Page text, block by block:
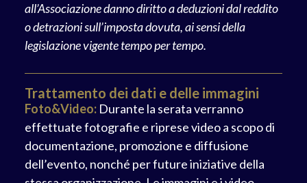
all’Associazione danno diritto a deduzioni dal reddito
o detrazioni sull’imposta dovuta, ai sensi della
legislazione vigente tempo per tempo.
Trattamento dei dati e delle immagini
Foto&Video: Durante la serata verranno
effettuate fotografie e riprese video a scopo di
documentazione, promozione e diffusione
dell’evento, nonché per future iniziative della